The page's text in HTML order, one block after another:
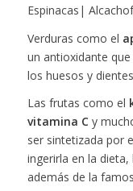
Espinacas|
Verduras como el
un antioxidante
los huesos y
Las frutas como el
vitamina Cy
ser sintetizada por
ingerirla en la dieta,
además de la